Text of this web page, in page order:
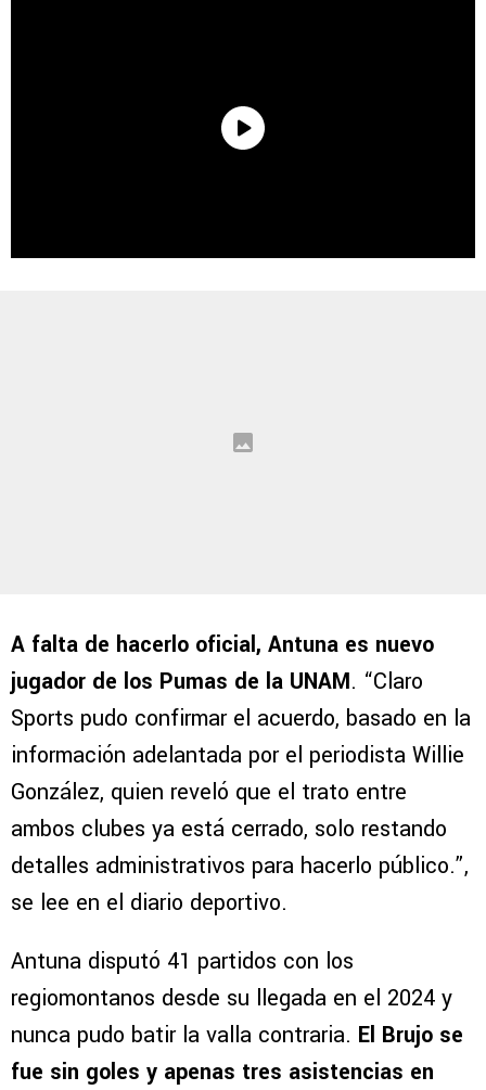
A falta de hacerlo oficial, Antuna es nuevo
jugador de los Pumas de la UNAM. “Claro
Sports pudo confirmar el acuerdo, basado en la
información adelantada por el periodista Willie
González, quien reveló que el trato entre
ambos clubes ya está cerrado, solo restando
detalles administrativos para hacerlo público.”,
se lee en el diario deportivo.
Antuna disputó 41 partidos con los
regiomontanos desde su llegada en el 2024 y
nunca pudo batir la valla contraria. El Brujo se
fue sin goles y apenas tres asistencias en